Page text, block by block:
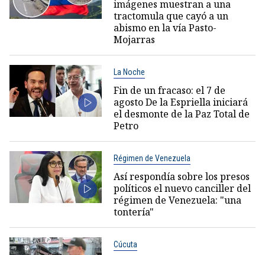
imágenes muestran a una
tractomula que cayó a un
abismo en la vía Pasto-
Mojarras
La Noche
Fin de un fracaso: el 7 de
agosto De la Espriella iniciará
el desmonte de la Paz Total de
Petro
Régimen de Venezuela
Así respondía sobre los presos
políticos el nuevo canciller del
régimen de Venezuela: "una
tontería"
Cúcuta